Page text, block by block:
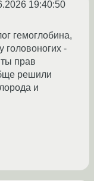
19:40:50
гемоглобина,
головоногих -
прав
решили
и